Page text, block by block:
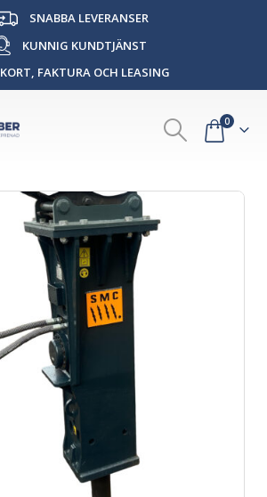
SNABBA LEVERANSER
KUNNIG KUNDTJÄNST
KORT, FAKTURA OCH LEASING
0